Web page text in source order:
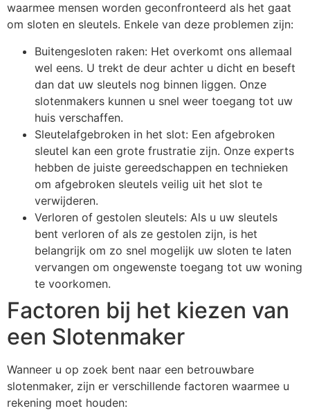
waarmee mensen worden geconfronteerd als het gaat
om sloten en sleutels. Enkele van deze problemen zijn:
Buitengesloten raken: Het overkomt ons allemaal
wel eens. U trekt de deur achter u dicht en beseft
dan dat uw sleutels nog binnen liggen. Onze
slotenmakers kunnen u snel weer toegang tot uw
huis verschaffen.
Sleutelafgebroken in het slot: Een afgebroken
sleutel kan een grote frustratie zijn. Onze experts
hebben de juiste gereedschappen en technieken
om afgebroken sleutels veilig uit het slot te
verwijderen.
Verloren of gestolen sleutels: Als u uw sleutels
bent verloren of als ze gestolen zijn, is het
belangrijk om zo snel mogelijk uw sloten te laten
vervangen om ongewenste toegang tot uw woning
te voorkomen.
Factoren bij het kiezen van
een Slotenmaker
Wanneer u op zoek bent naar een betrouwbare
slotenmaker, zijn er verschillende factoren waarmee u
rekening moet houden: